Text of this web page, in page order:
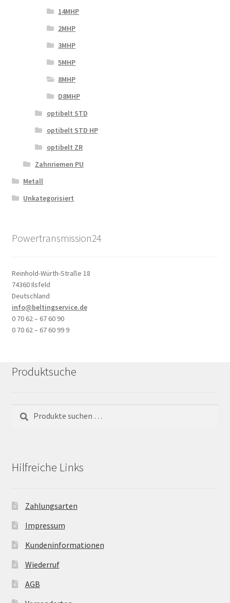
14MHP
2MHP
3MHP
5MHP
8MHP
D8MHP
optibelt STD
optibelt STD HP
optibelt ZR
Zahnriemen PU
Metall
Unkategorisiert
Powertransmission24
Reinhold-Würth-Straße 18
74360 Ilsfeld
Deutschland
info@beltingservice.de
0 70 62 – 67 60 90
0 70 62 – 67 60 99 9
Produktsuche
nach:
Hilfreiche Links
Zahlungsarten
Impressum
Kundeninformationen
Wiederruf
AGB